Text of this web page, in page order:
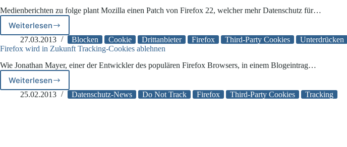
Tracking
Medienberichten zu folge plant Mozilla einen Patch von Firefox 22, welcher mehr Datenschutz für…
Weiterlesen
Firefox
22:
Blocken
Tracking-
Cookies
27.03.2013 Blocken Cookie Drittanbieter Firefox Third-Party Cookies
Unterdrücken
Firefox wird in Zukunft Tracking-Cookies ablehnen
Wie Jonathan Mayer, einer der Entwickler des populären Firefox Browsers, in einem Blogeintrag…
Weiterlesen
Firefox
wird
25.02.2013 Datenschutz-News Do Not Track Firefox Third-Party Cookies Tracking